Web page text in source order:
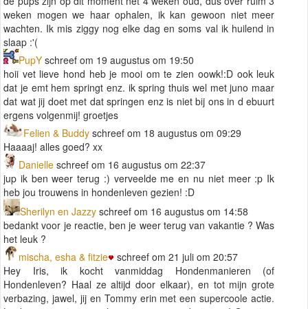
weken mogen we haar ophalen, ik kan gewoon niet meer
wachten. Ik mis ziggy nog elke dag en soms val ik huilend in
slaap :'(
PupY schreef om 19 augustus om 19:50
hoii vet lieve hond heb je mooi om te zien oowk!:D ook leuk
dat je emt hem springt enz. ik spring thuis wel met juno maar
dat wat jij doet met dat springen enz is niet bij ons in d ebuurt
ergens volgenmij! groetjes
Felien & Buddy schreef om 18 augustus om 09:29
Haaaaj! alles goed? xx
Danielle schreef om 16 augustus om 22:37
jup ik ben weer terug :) verveelde me en nu niet meer :p Ik
heb jou trouwens in hondenleven gezien! :D
Sherilyn en Jazzy schreef om 16 augustus om 14:58
bedankt voor je reactie, ben je weer terug van vakantie ? Was
het leuk ?
mischa, esha & fitzie
schreef om 21 juli om 20:57
Hey Iris, ik kocht vanmiddag Hondenmanieren (of
Hondenleven? Haal ze altijd door elkaar), en tot mijn grote
verbazing, jawel, jij en Tommy erin met een supercoole actie.